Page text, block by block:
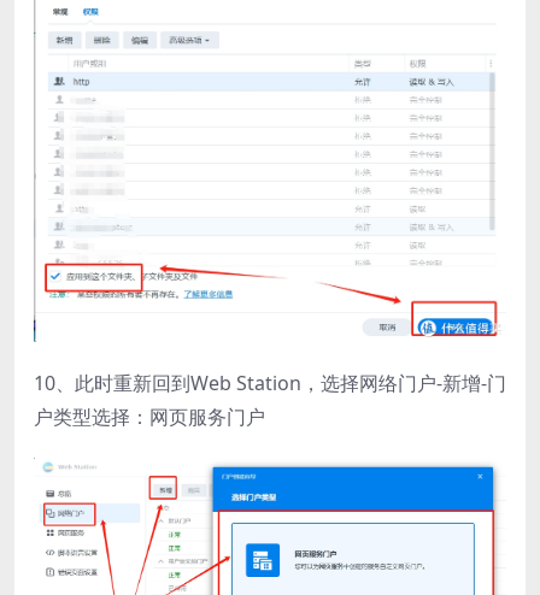
10、此时重新回到Web Station，选择网络门户-新增-门
户类型选择：网页服务门户